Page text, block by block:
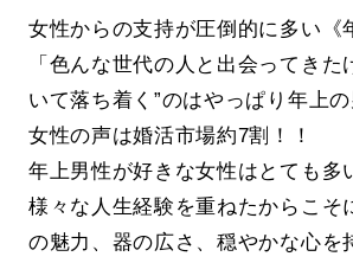
女性からの支持が圧倒的に多い《
「色んな世代の人と出会ってきた
いて落ち着く”のはやっぱり年上
女性の声は婚活市場約7割！！
年上男性が好きな女性はとても多
様々な人生経験を重ねたからこそ
の魅力、器の広さ、穏やかな心を